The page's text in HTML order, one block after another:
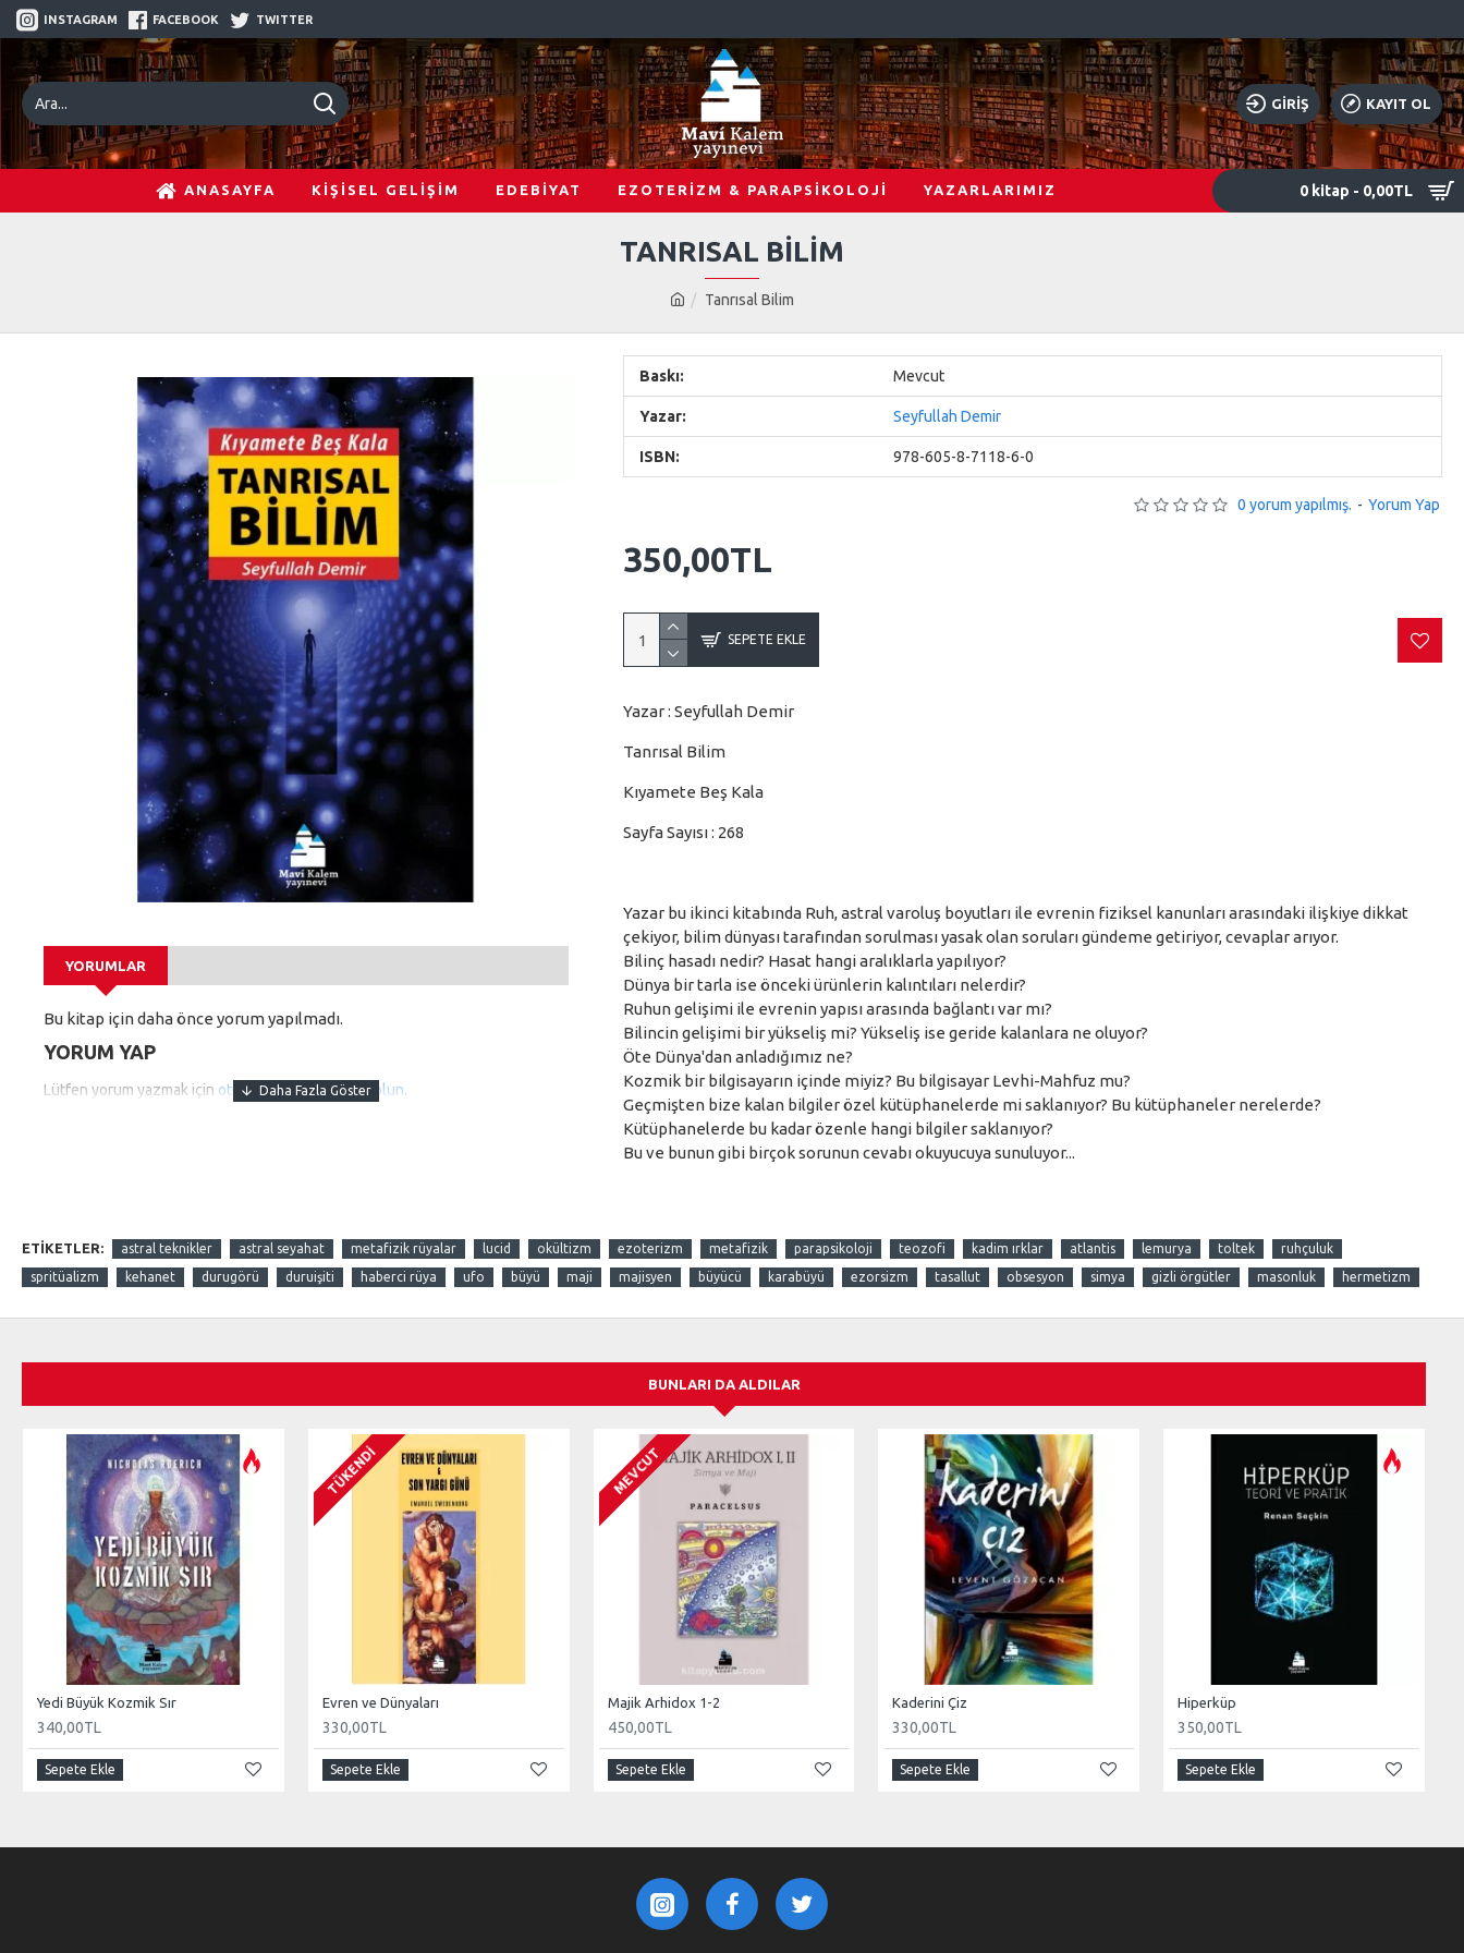
INSTAGRAM FACEBOOK TWITTER
GIRIŞ KAYIT OL
ANASAYFA KİŞİSEL GELİŞİM EDEBİYAT EZOTERİZM & PARAPSİKOLOJİ YAZARLARIMIZ 0 kitap - 0,00TL
Tanrısal Bilim
TANRISAL BILIM
YORUMLAR
Bu kitap için daha önce yorum yapılmadı.
YORUM YAP
Lütfen yorum yazmak için oturum açınya dakayıt olun.
Baskı: Mevcut
Yazar: Seyfullah Demir
ISBN: 978-605-8-7118-6-0
0 yorum yapılmış. - Yorum Yap
350,00TL
SEPETE EKLE
Yazar : Seyfullah Demir
Tanrısal Bilim
Kıyamete Beş Kala
Sayfa Sayısı : 268
Yazar bu ikinci kitabında Ruh, astral varoluş boyutları ile evrenin fiziksel kanunları arasındaki ilişkiye dikkat
çekiyor, bilim dünyası tarafından sorulması yasak olan soruları gündeme getiriyor, cevaplar arıyor.
Bilinç hasadı nedir? Hasat hangi aralıklarla yapılıyor?
Dünya bir tarla ise önceki ürünlerin kalıntıları nelerdir?
Ruhun gelişimi ile evrenin yapısı arasında bağlantı var mı?
Bilincin gelişimi bir yükseliş mi? Yükseliş ise geride kalanlara ne oluyor?
Öte Dünya'dan anladığımız ne?
Kozmik bir bilgisayarın içinde miyiz? Bu bilgisayar Levhi-Mahfuz mu?
Geçmişten bize kalan bilgiler özel kütüphanelerde mi saklanıyor? Bu kütüphaneler nerelerde?
Kütüphanelerde bu kadar özenle hangi bilgiler saklanıyor?
Bu ve bunun gibi birçok sorunun cevabı okuyucuya sunuluyor...
ETIKETLER: astral teknikler astral seyahat metafizik rüyalar lucid okültizm ezoterizm metafizik parapsikoloji teozofi kadim ırklar atlantis lemurya toltek ruhçuluk
spritüalizm kehanet durugörü duruişiti haberci rüya ufo büyü maji majisyen büyücü karabüyü ezorsizm tasallut obsesyon simya gizli örgütler masonluk hermetizm
BUNLARI DA ALDILAR
Yedi Büyük Kozmik Sır
340,00TL
Sepete Ekle
TÜKENDI
Evren ve Dünyaları
330,00TL
Sepete Ekle
MEVCUT
Majik Arhidox 1-2
450,00TL
Sepete Ekle
Kaderini Çiz
330,00TL
Sepete Ekle
Hiperküp
350,00TL
Sepete Ekle